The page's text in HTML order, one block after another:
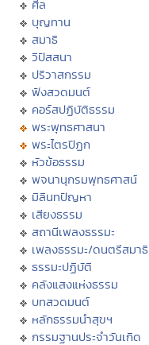
ศีล
บุญทาน
สมาธิ
วิปัสสนา
ปริวาสกรรม
ฟังสวดมนต์
คอร์สปฏิบัติธรรม
พระพุทธศาสนา
พระไตรปิฏก
หัวข้อธรรม
พจนานุกรมพุทธศาสน์
มิลินทปัญหา
เสียงธรรม
สถานีเพลงธรรมะ
เพลงธรรมะ/ดนตรีสมาธิ
ธรรมะปฏิบัติ
คลังแสงแห่งธรรม
บทสวดมนต์
หลักธรรมนำสุขฯ
กรรมฐานประจำวันเกิด